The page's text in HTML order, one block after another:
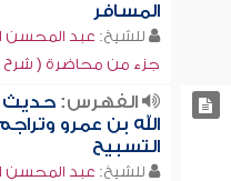
المسافر
للشيخ: عبد المحسن
جزء من محاضرة ( شرح
الفهرس: حديث
الله بن عمرو
التسبيح
للشيخ: عبد المحسن